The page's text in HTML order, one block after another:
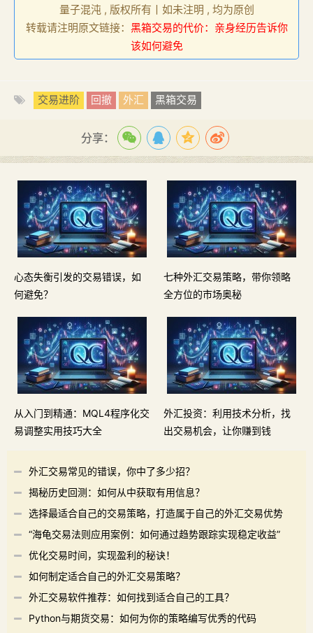
量子混沌 , 版权所有丨如未注明 , 均为原创
转载请注明原文链接： 黑箱交易的代价：亲身经历告诉你
该如何避免
交易进阶 回撤 外汇 黑箱交易
分享：
心态失衡引发的交易错误，如
何避免？
七种外汇交易策略，带你领略
全方位的市场奥秘
从入门到精通：MQL4程序化交
易调整实用技巧大全
外汇投资：利用技术分析，找
出交易机会，让你赚到钱
外汇交易常见的错误，你中了多少招？
揭秘历史回测：如何从中获取有用信息？
选择最适合自己的交易策略，打造属于自己的外汇交易优势
“海龟交易法则应用案例：如何通过趋势跟踪实现稳定收益”
优化交易时间，实现盈利的秘诀！
如何制定适合自己的外汇交易策略？
外汇交易软件推荐：如何找到适合自己的工具？
Python与期货交易：如何为你的策略编写优秀的代码